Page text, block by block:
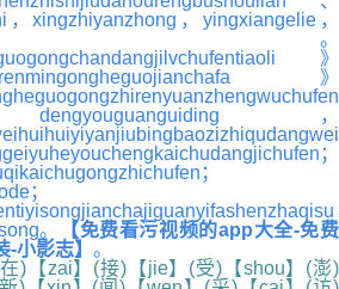
xingzhiyanzhong，yingxiangelie，
。
》
》
，
；
；
；
。
【免费看污视频的app大全-免费
小影志】 。
zai】(接)【jie】(受)【shou】(澎)